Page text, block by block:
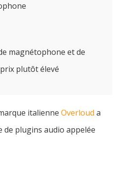
magnétophone et de
plutôt élevé
italienne Overloud a
de plugins audio appelée